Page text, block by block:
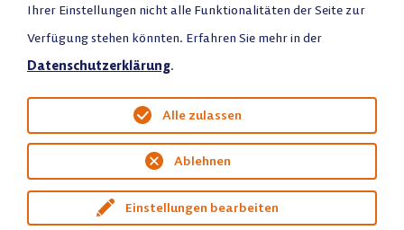
Menü eService Suche
Datenschutz
Ihrer Einstellungen nicht alle Funktionalitäten der Seite zur
Verfügung stehen könnten. Erfahren Sie mehr in der
Datenschutzerklärung.
Einstellungen bearbeiten
Ablehnen
Alle zulassen